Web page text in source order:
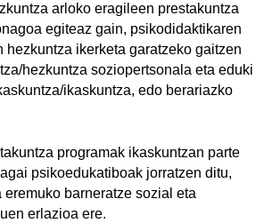
arloko eragileen prestakuntza
egiteaz gain, psikodidaktikaren
hezkuntza ikerketa garatzeko gaitzen
hezkuntza soziopertsonala eta eduki
ikaskuntza, edo berariazko
programak ikaskuntzan parte
psikoedukatiboak jorratzen ditu,
eremuko barneratze sozial eta
erlazioa ere.